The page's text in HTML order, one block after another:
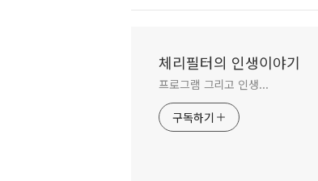
체리필터의 인생이야기
프로그램 그리고 인생...
구독하기